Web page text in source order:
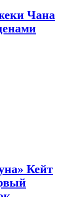
Чана
Кейт